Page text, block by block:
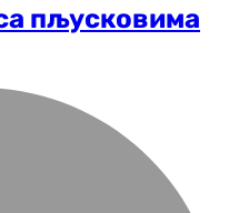
пљусковима